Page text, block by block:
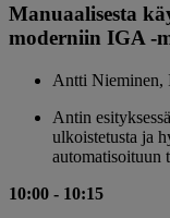
Manuaalisesta
moderniin IGA -
Antti Nieminen,
Antin
ulkoistetusta ja
automatisoituun
10:00 - 10:15